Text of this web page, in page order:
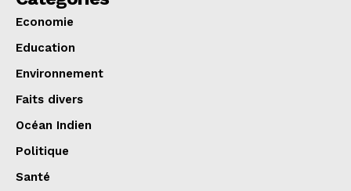
Economie
Education
Environnement
Faits divers
Océan Indien
Politique
Santé